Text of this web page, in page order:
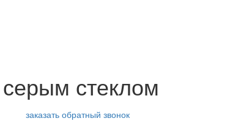
стеклом
заказать обратный звонок